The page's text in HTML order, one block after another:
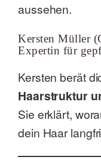
aussehen.
Kersten Müller
Expertin für
Kersten berät
Haarstruktur
Sie erklärt,
dein Haar